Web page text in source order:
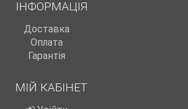
ІНФОРМАЦІЯ
Доставка
Оплата
Гарантія
МІЙ КАБІНЕТ